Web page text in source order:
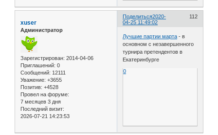
Поделиться 112
2020-
04-25 11:49:02
xuser
Администратор
Зарегистрирован: 2014-04-06
Приглашений: 0
Сообщений: 12111
Уважение: +3655
Позитив: +4528
Провел на форуме:
7 месяцев 3 дня
Последний визит:
2026-07-21 14:23:53
Лучшие партии марта - в
основном с незавершенного
турнира претендентов в
Екатеринбурге
0